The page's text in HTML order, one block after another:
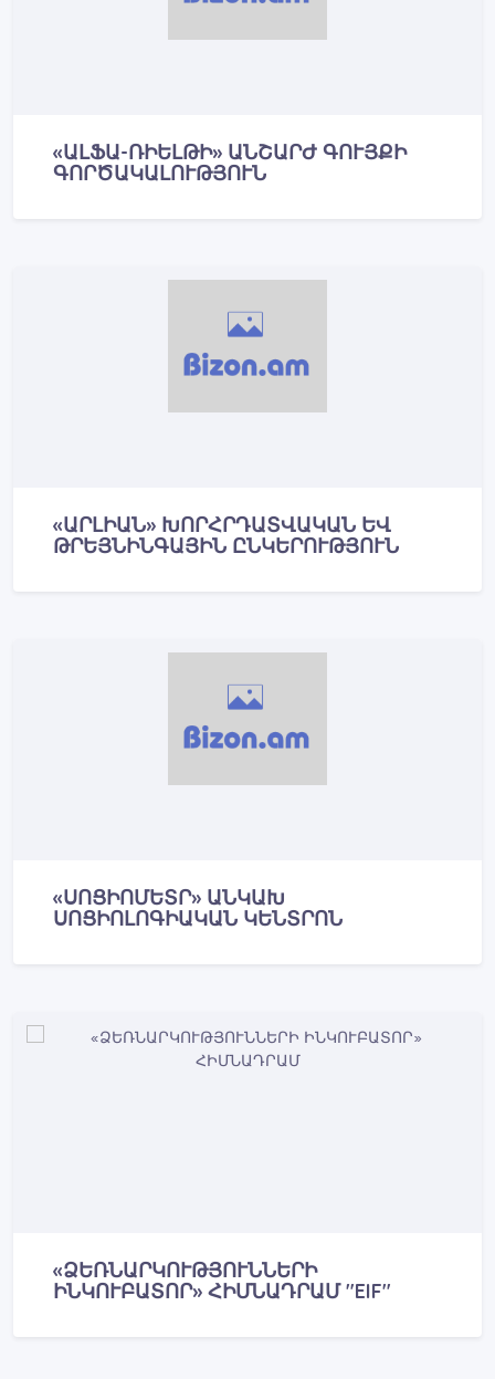
«ԱԼՖԱ-ՌԻԵԼԹԻ» ԱՆՇԱՐԺ ԳՈՒՅՔԻ
ԳՈՐԾԱԿԱԼՈՒԹՅՈՒՆ
«ԱՐԼԻԱՆ» ԽՈՐՀՐԴԱՏՎԱԿԱՆ ԵՎ
ԹՐԵՅՆԻՆԳԱՅԻՆ ԸՆԿԵՐՈՒԹՅՈՒՆ
«ՍՈՑԻՈՄԵՏՐ» ԱՆԿԱԽ
ՍՈՑԻՈԼՈԳԻԱԿԱՆ ԿԵՆՏՐՈՆ
«ՁԵՌՆԱՐԿՈՒԹՅՈՒՆՆԵՐԻ
ԻՆԿՈՒԲԱՏՈՐ» ՀԻՄՆԱԴՐԱՄ "EIF"